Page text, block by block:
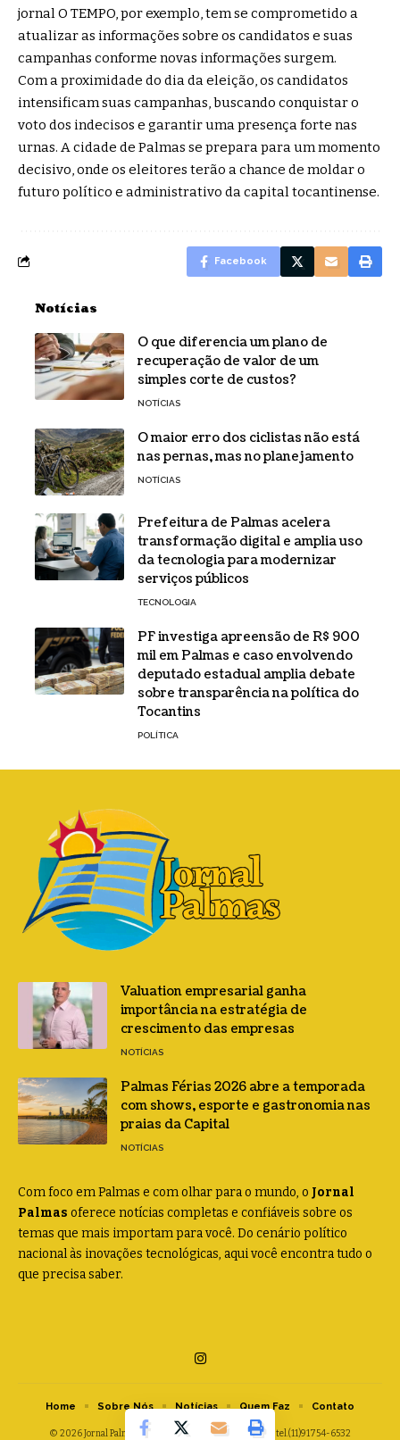
jornal O TEMPO, por exemplo, tem se comprometido a
atualizar as informações sobre os candidatos e suas
campanhas conforme novas informações surgem.
Com a proximidade do dia da eleição, os candidatos
intensificam suas campanhas, buscando conquistar o
voto dos indecisos e garantir uma presença forte nas
urnas. A cidade de Palmas se prepara para um momento
decisivo, onde os eleitores terão a chance de moldar o
futuro político e administrativo da capital tocantinense.
Facebook
Notícias
O que diferencia um plano de
recuperação de valor de um
simples corte de custos?
NOTÍCIAS
O maior erro dos ciclistas não está
nas pernas, mas no planejamento
NOTÍCIAS
Prefeitura de Palmas acelera
transformação digital e amplia uso
da tecnologia para modernizar
serviços públicos
TECNOLOGIA
PF investiga apreensão de R$ 900
mil em Palmas e caso envolvendo
deputado estadual amplia debate
sobre transparência na política do
Tocantins
POLÍTICA
Valuation empresarial ganha
importância na estratégia de
crescimento das empresas
NOTÍCIAS
Palmas Férias 2026 abre a temporada
com shows, esporte e gastronomia nas
praias da Capital
NOTÍCIAS
Com foco em Palmas e com olhar para o mundo, o Jornal
Palmas oferece notícias completas e confiáveis sobre os
temas que mais importam para você. Do cenário político
nacional às inovações tecnológicas, aqui você encontra tudo o
que precisa saber.
© 2026 Jornal Palmas - contato@jornalpalmas.com.br - tel.(11)91754-6532
Home Sobre Nós Notícias Quem Faz Contato